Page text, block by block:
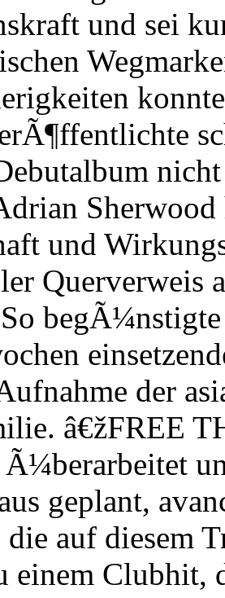
und sei
und
Querverweis
der
â€žFREE
geplant,
die auf diesem
einem Clubhit,